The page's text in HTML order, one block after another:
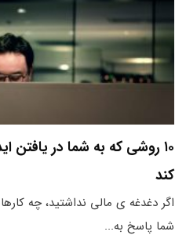
۱۰ روشی که به شما در
کند
اگر دغدغه ی مالی نداشتید، چه
شما پاسخ به...